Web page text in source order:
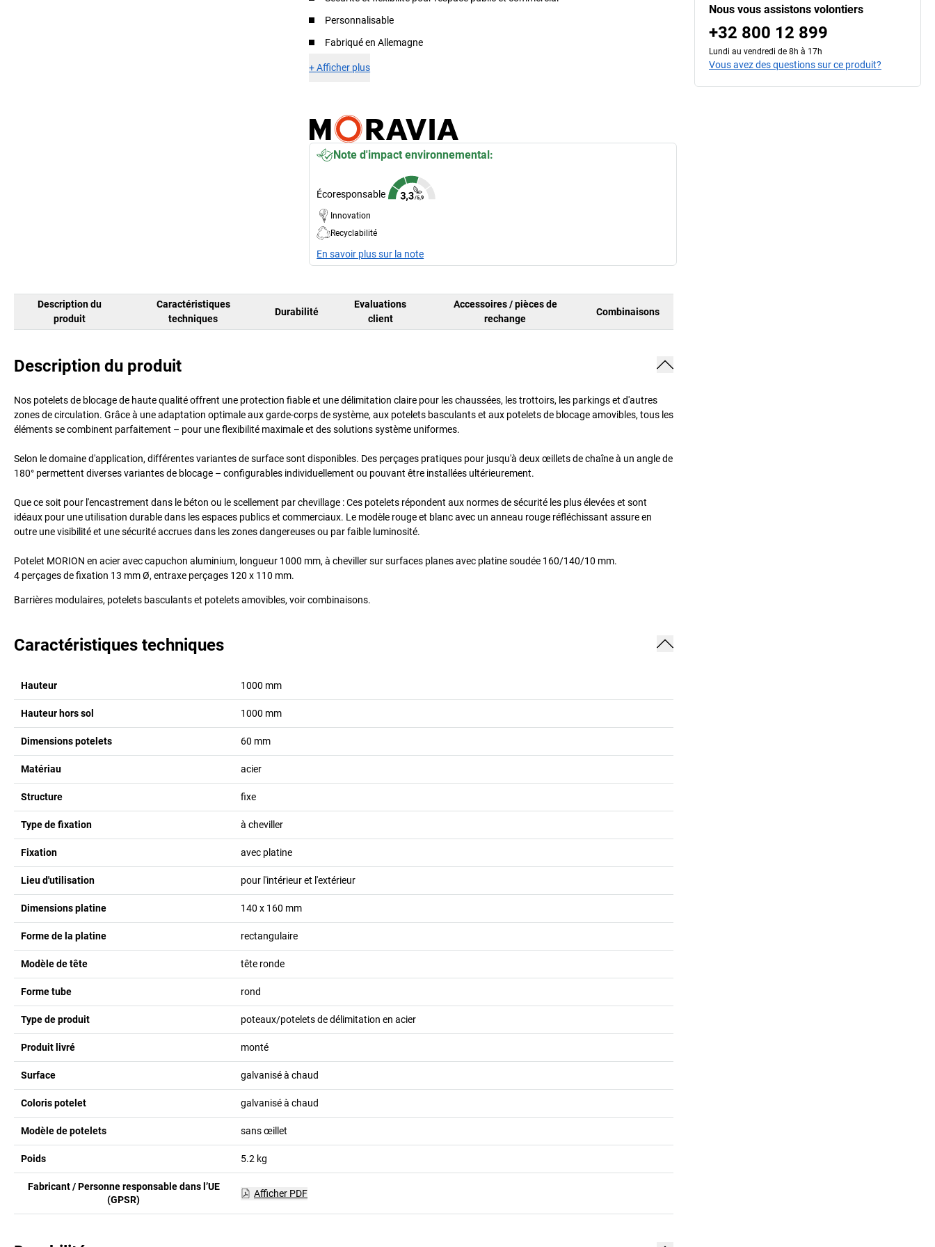
Personnalisable
Fabriqué en Allemagne
+Afficher plus
Note d'impact environnemental:
Écoresponsable
Innovation
Recyclabilité
En savoir plus sur la note
Description du
produit
Caractéristiques
techniques
Durabilité
Evaluations
client
Accessoires / pièces de
rechange
Combinaisons
Description du produit
Nos potelets de blocage de haute qualité offrent une protection fiable et une délimitation claire pour les chaussées, les trottoirs, les parkings et d'autres
zones de circulation. Grâce à une adaptation optimale aux garde-corps de système, aux potelets basculants et aux potelets de blocage amovibles, tous les
éléments se combinent parfaitement – pour une flexibilité maximale et des solutions système uniformes.
Selon le domaine d'application, différentes variantes de surface sont disponibles. Des perçages pratiques pour jusqu'à deux œillets de chaîne à un angle de
180° permettent diverses variantes de blocage – configurables individuellement ou pouvant être installées ultérieurement.
Que ce soit pour l'encastrement dans le béton ou le scellement par chevillage : Ces potelets répondent aux normes de sécurité les plus élevées et sont
idéaux pour une utilisation durable dans les espaces publics et commerciaux. Le modèle rouge et blanc avec un anneau rouge réfléchissant assure en
outre une visibilité et une sécurité accrues dans les zones dangereuses ou par faible luminosité.
Potelet MORION en acier avec capuchon aluminium, longueur 1000 mm, à cheviller sur surfaces planes avec platine soudée 160/140/10 mm.
4 perçages de fixation 13 mm Ø, entraxe perçages 120 x 110 mm.
Barrières modulaires, potelets basculants et potelets amovibles, voir combinaisons.
Caractéristiques techniques
Hauteur 1000 mm
Hauteur hors sol 1000 mm
Dimensions potelets 60 mm
Matériau acier
Structure fixe
Type de fixation à cheviller
Fixation avec platine
Lieu d'utilisation pour l'intérieur et l'extérieur
Dimensions platine 140 x 160 mm
Forme de la platine rectangulaire
Modèle de tête tête ronde
Forme tube rond
Type de produit poteaux/potelets de délimitation en acier
Produit livré monté
Surface galvanisé à chaud
Coloris potelet galvanisé à chaud
Modèle de potelets sans œillet
Poids 5.2 kg
Fabricant / Personne responsable dans l’UE
(GPSR)
Afficher PDF
Nous vous assistons volontiers
+32 800 12 899
Lundi au vendredi de 8h à 17h
Vous avez des questions sur ce produit?